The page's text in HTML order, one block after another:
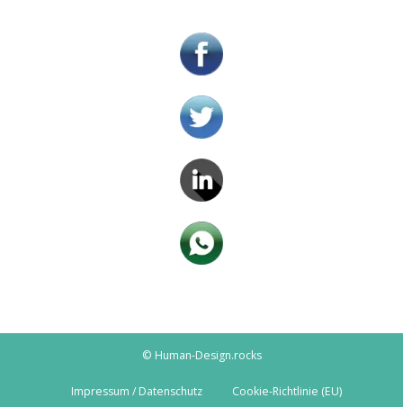
© Human-Design.rocks
Impressum / Datenschutz Cookie-Richtlinie (EU)